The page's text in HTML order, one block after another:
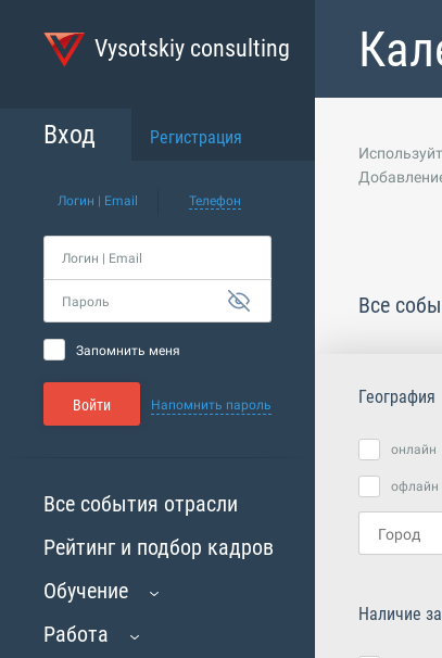
Vysotskiy consulting
Вход Регистрация
Логин | Email Телефон
Логин | Email
Пароль
Запомнить меня
Войти Напомнить пароль
Все события отрасли
Рейтинг и подбор кадров
Обучение
Работа
Все
География
онлайн
офлайн
Наличие